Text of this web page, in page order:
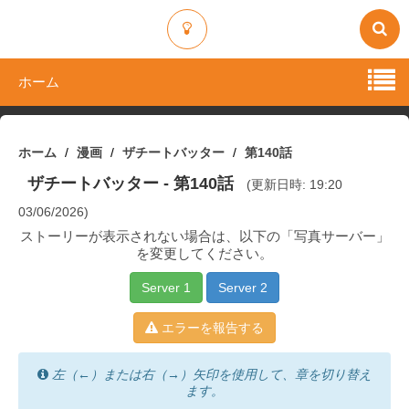
ホーム
ホーム 漫画 ザチートバッター 第140話
ザチートバッター - 第140話
(更新日時: 19:20
03/06/2026)
ストーリーが表示されない場合は、以下の「写真サーバー」
を変更してください。
Server 1 Server 2
エラーを報告する
左（←）または右（→）矢印を使用して、章を切り替え
ます。